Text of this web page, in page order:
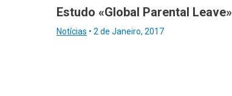
Estudo «Global Parental Leave»
Notícias • 2 de Janeiro, 2017